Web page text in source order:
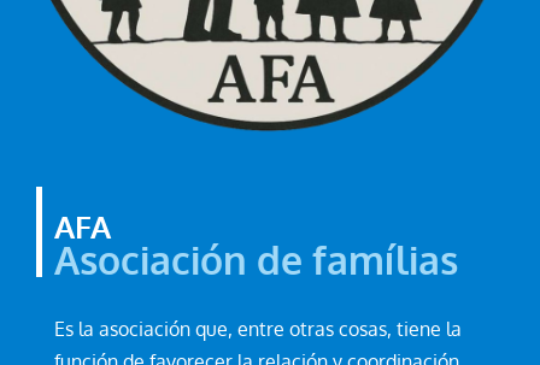
AFA
Asociación de famílias
Es la asociación que, entre otras cosas, tiene la